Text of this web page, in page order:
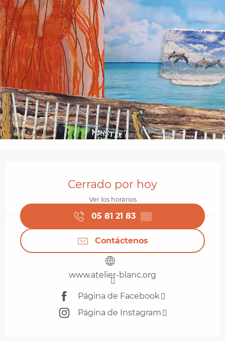
Cerrado por hoy
Ver los horarios
05 81 21 83 ▒▒
Contáctenos
www.atelier-blanc.org
Página de Facebook
Página de Instagram